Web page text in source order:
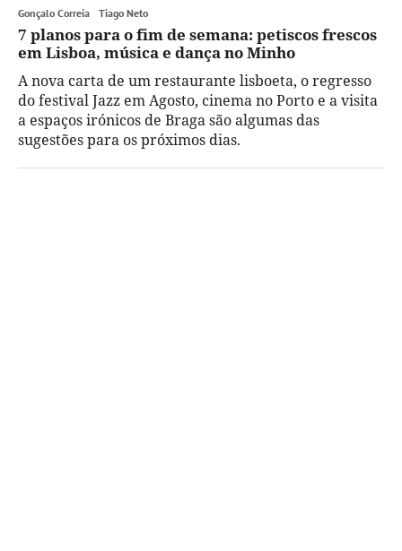
Gonçalo Correia Tiago Neto
7 planos para o fim de semana: petiscos frescos
em Lisboa, música e dança no Minho
A nova carta de um restaurante lisboeta, o regresso
do festival Jazz em Agosto, cinema no Porto e a visita
a espaços irónicos de Braga são algumas das
sugestões para os próximos dias.